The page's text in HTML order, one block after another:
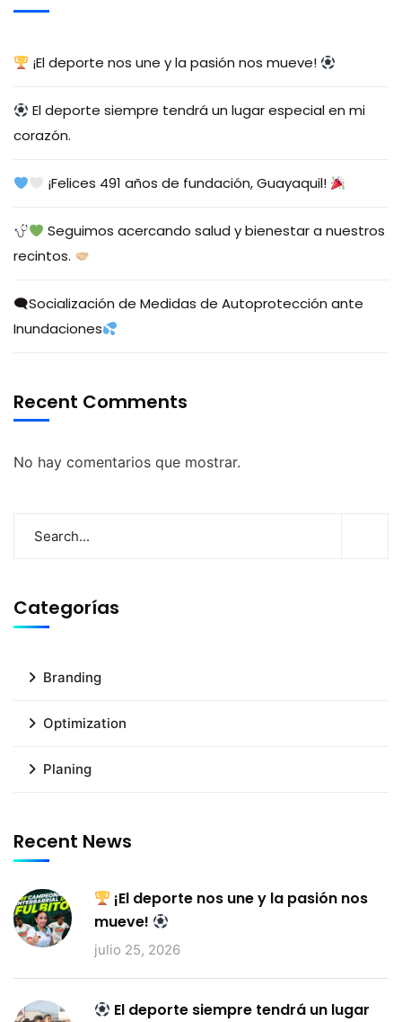
¡El deporte nos une y la pasión nos mueve!
El deporte siempre tendrá un lugar especial en mi
corazón.
¡Felices 491 años de fundación, Guayaquil!
Seguimos acercando salud y bienestar a nuestros
recintos.
🗨Socialización de Medidas de Autoprotección ante
Inundaciones
Recent Comments
No hay comentarios que mostrar.
Categorías
Branding
Optimization
Planing
Recent News
¡El deporte nos une y la pasión nos
mueve!
julio 25, 2026
El deporte siempre tendrá un lugar